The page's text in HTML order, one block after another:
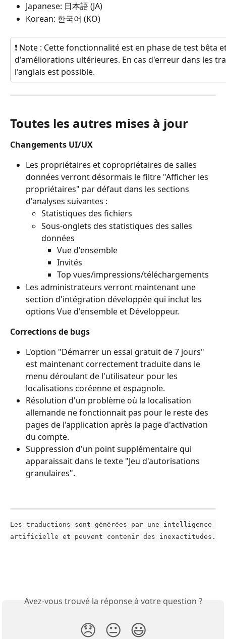
Japanese: 日本語 (JA)
Korean: 한국어 (KO)
❗ Note : Cette fonctionnalité est en phase de test bêta
d'améliorations ultérieures. En cas d'erreur dans les
l'anglais est possible.
Toutes les autres mises à jour
Changements UI/UX
Les propriétaires et copropriétaires de salles
données verront désormais le filtre "Afficher les
propriétaires" par défaut dans les sections
d'analyses suivantes :
Statistiques des fichiers
Sous-onglets des statistiques des salles
données
Vue d'ensemble
Invités
Top vues/impressions/téléchargements
Les administrateurs verront maintenant une
section d'intégration développée qui inclut les
options Vue d'ensemble et Développeur.
Corrections de bugs
L'option "Démarrer un essai gratuit de 7 jours"
est maintenant correctement traduite dans le
menu déroulant de l'utilisateur pour les
localisations coréenne et espagnole.
Résolution d'un problème où la localisation
allemande ne fonctionnait pas pour le reste des
pages de l'application après la page d'activation
du compte.
Suppression d'un point supplémentaire qui
apparaissait dans le texte "Jeu d'autorisations
granulaires".
Les traductions sont générées par une intelligence
artificielle et peuvent contenir des inexactitudes.
Avez-vous trouvé la réponse à votre question ?
😞 😐 😃